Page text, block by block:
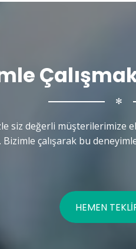
✻
siz değerli
çalışarak bu
HEMEN